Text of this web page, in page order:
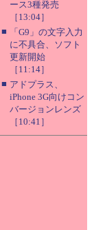
ース3種発売
［13:04］
■
「G9」の文字入力
に不具合、ソフト
更新開始
［11:14］
■ アドプラス、
iPhone 3G向けコン
バージョンレンズ
［10:41］